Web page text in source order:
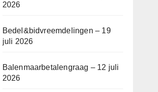
2026
Bedel&bidvreemdelingen – 19
juli 2026
Balenmaarbetalengraag – 12 juli
2026